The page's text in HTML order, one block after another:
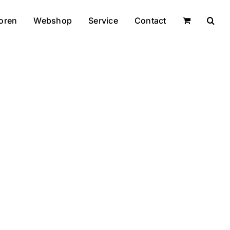
Webshop Service Contact